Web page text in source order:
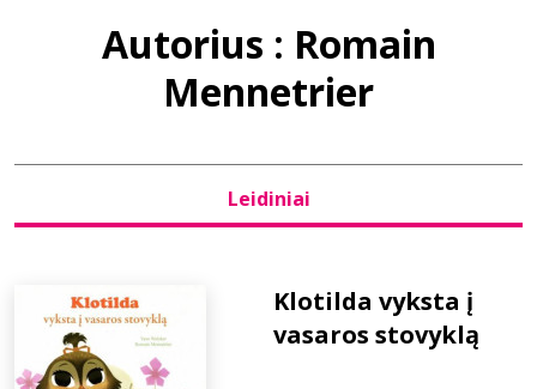
Naujienos
Bibliotekoms
D.U.K.
Autorius : Romain
Mennetrier
Leidiniai
Klotilda vyksta į
vasaros stovyklą